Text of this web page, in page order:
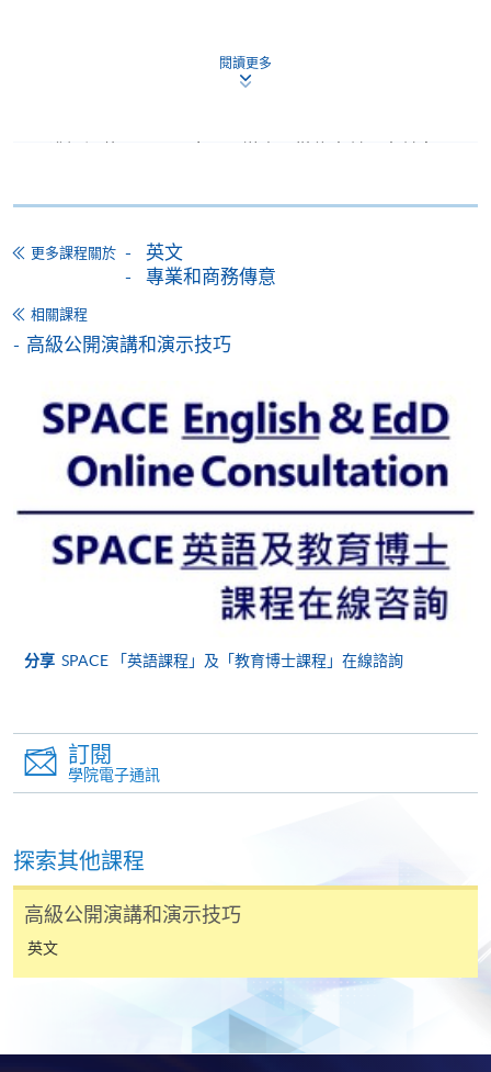
以支票退款；以信用卡繳交之款項，退款將直接退還
除本學院網頁所列明的學費外，個別課程或有其他額
其他課程，惟學院對特殊情況，可酌情處理。轉讀申
學院對郵遞失誤而遺失的支票或本票、付款收據或個
人資料，概不負責。
若學員有意申請付款證明書，請把填妥之申請表、貼
上足夠郵資的回郵信封、連同劃線支票交回本學院。
每張收據申請費用為港幣30 元。支票抬頭註明「香
港大學專業進修學院」。
閱讀更多
更多課程關於
英文
專業和商務傳意
相關課程
高級公開演講和演示技巧
分享 SPACE 「英語課程」及「教育博士課程」在線諮詢
訂閱
學院電子通訊
探索其他課程
高級公開演講和演示技巧
英文